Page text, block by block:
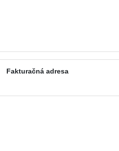
Fakturačná adresa